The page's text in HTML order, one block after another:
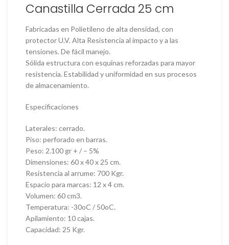
Canastilla Cerrada 25 cm
Fabricadas en Polietileno de alta densidad, con
protector U.V. Alta Resistencia al impacto y a las
tensiones. De fácil manejo.
Sólida estructura con esquinas reforzadas para mayor
resistencia. Estabilidad y uniformidad en sus procesos
de almacenamiento.
Especificaciones
Laterales: cerrado.
Piso: perforado en barras.
Peso: 2.100 gr + / – 5%
Dimensiones: 60 x 40 x 25 cm.
Resistencia al arrume: 700 Kgr.
Espacio para marcas: 12 x 4 cm.
Volumen: 60 cm3.
Temperatura: -30oC / 50oC.
Apilamiento: 10 cajas.
Capacidad: 25 Kgr.